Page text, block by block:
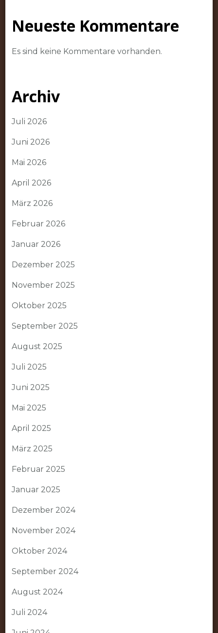
Neueste Kommentare
Es sind keine Kommentare vorhanden.
Archiv
Juli 2026
Juni 2026
Mai 2026
April 2026
März 2026
Februar 2026
Januar 2026
Dezember 2025
November 2025
Oktober 2025
September 2025
August 2025
Juli 2025
Juni 2025
Mai 2025
April 2025
März 2025
Februar 2025
Januar 2025
Dezember 2024
November 2024
Oktober 2024
September 2024
August 2024
Juli 2024